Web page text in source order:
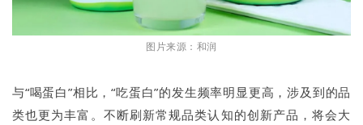
图片来源：和润
与“喝蛋白”相比，“吃蛋白”的发生频率明显更高，涉及到的品
类也更为丰富。不断刷新常规品类认知的创新产品，将会大